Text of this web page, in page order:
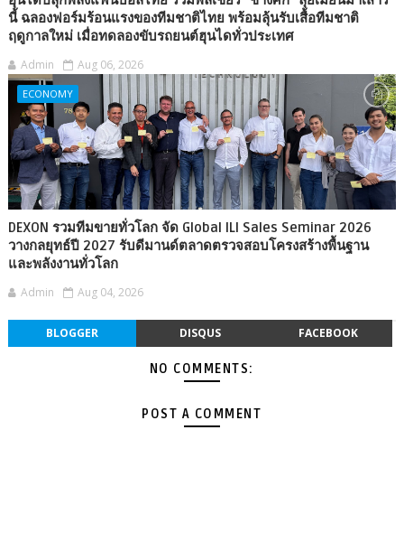
นี้ ฉลองฟอร์มร้อนแรงของทีมชาติไทย พร้อมลุ้นรับเสื้อทีมชาติ
ฤดูกาลใหม่ เมื่อทดลองขับรถยนต์ฮุนไดทั่วประเทศ
Admin Aug 06, 2026
ECONOMY
DEXON รวมทีมขายทั่วโลก จัด Global ILI Sales Seminar 2026
วางกลยุทธ์ปี 2027 รับดีมานด์ตลาดตรวจสอบโครงสร้างพื้นฐาน
และพลังงานทั่วโลก
Admin Aug 04, 2026
BLOGGER DISQUS FACEBOOK
NO COMMENTS:
POST A COMMENT